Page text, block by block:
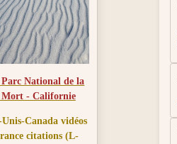
Parc National de la
Mort - Californie
Canada vidéos
citations (L-